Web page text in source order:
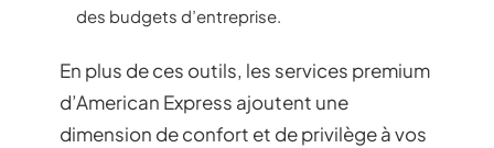
des budgets d’entreprise.
En plus de ces outils, les services premium
d’American Express ajoutent une
dimension de confort et de privilège à vos